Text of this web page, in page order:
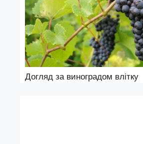
Догляд за виноградом влітку